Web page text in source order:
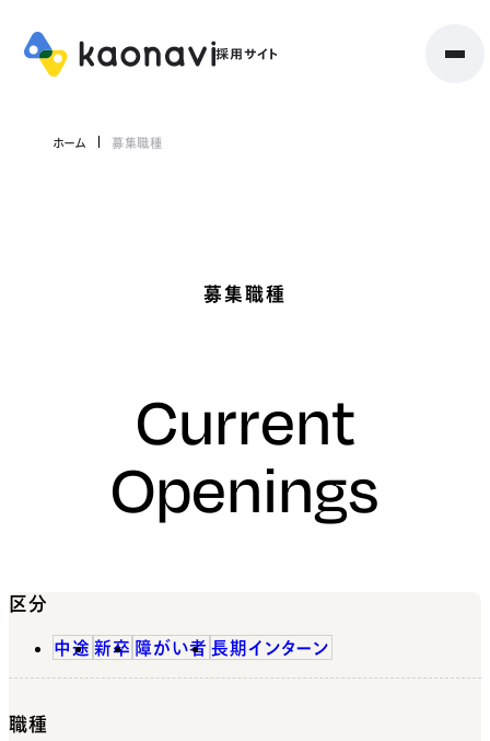
ホーム 募集職種
募集職種
Current
Openings
区分
中途 新卒 障がい者 長期インターン
職種